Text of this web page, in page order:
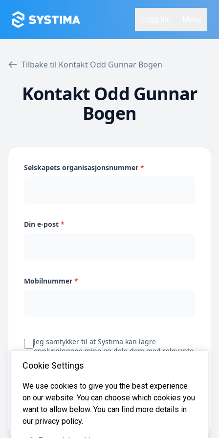
Tilbake til Kontakt Odd Gunnar Bogen
Kontakt Odd Gunnar
Bogen
Selskapets organisasjonsnummer *
Din e-post *
Mobilnummer *
Jeg samtykker til at Systima kan lagre
opplysningene mine og dele dem med relevante
regnskapsbyråer for å hjelpe meg å finne
regnskapsfører
Få tilbud
Cookie Settings
We use cookies to give you the best experience
on our website. You can choose which cookies you
want to allow below. You can find more details in
our privacy policy.